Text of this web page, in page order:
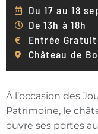
Du 17 au 18
De 13h à 18h
Entrée
Château de
À l’occasion des
Patrimoine, le
ouvre ses portes